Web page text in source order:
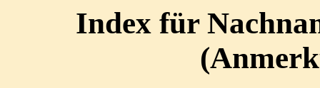
Index für